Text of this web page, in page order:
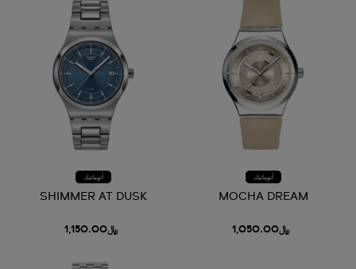
أتوماتيك
MOCHA DREAM
﷼1,050.00
أتوماتيك
SHIMMER AT DUSK
﷼1,150.00